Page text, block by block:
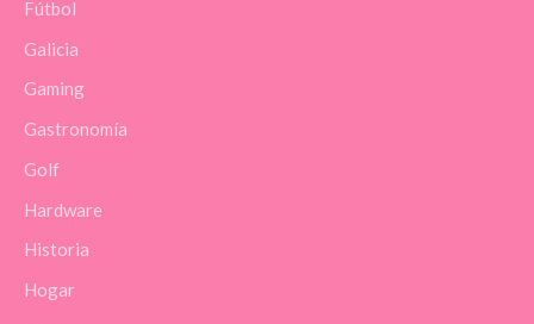
Fútbol
Galicia
Gaming
Gastronomía
Golf
Hardware
Historia
Hogar